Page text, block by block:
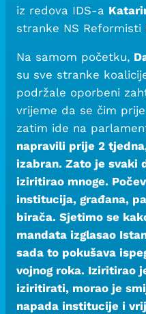
iz redova IDS-a
stranke NS Reformisti
Na samom početku,
su sve stranke
podržale oporbeni
vrijeme da se čim
zatim ide na
napravili prije 2
izabran. Zato je svaki
iziritirao mnoge.
institucija, građana,
birača. Sjetimo se
mandata izglasao
sada to pokušava
vojnog roka. Iziritirao
iziritirati, morao je
napada institucije i